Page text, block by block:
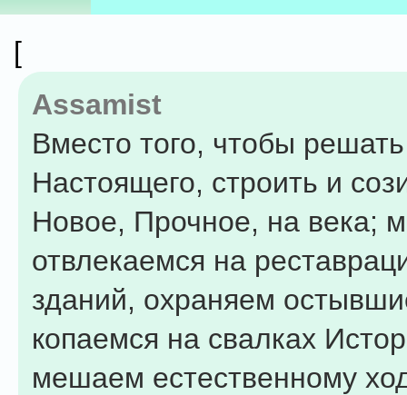
[
Assamist
Вместо того, чтобы
Настоящего, строить и
Новое, Прочное, на века;
отвлекаемся на
зданий, охраняем
копаемся на свалках
мешаем естественному